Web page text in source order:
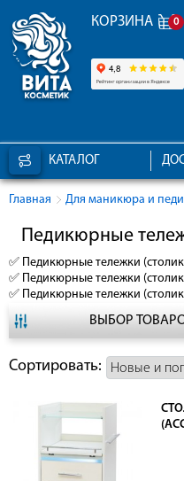
КОРЗИНА 0
КАТАЛОГ
Главная Для маникюра и
Педикюрные
✅ Педикюрные тележки
✅ Педикюрные тележки
✅ Педикюрные тележки
ВЫБОР
Сортировать: